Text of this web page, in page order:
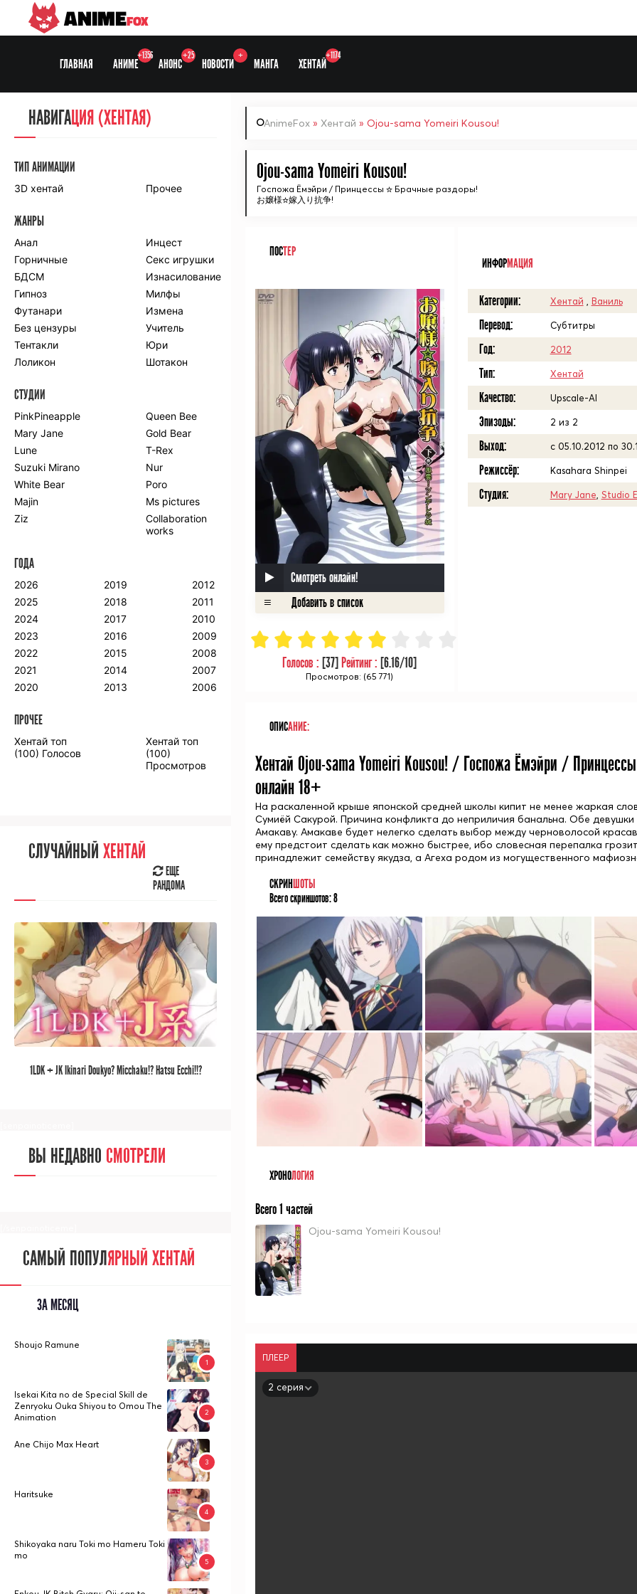
ANIMEFOX
ГЛАВНАЯ АНИМЕ
+1356
АНОНС
+25
НОВОСТИ
+
МАНГА ХЕНТАЙ
+1174
AnimeFox » Хентай » Ojou-sama Yomeiri Kousou!
Ojou-sama Yomeiri Kousou!
Госпожа Ёмэйри / Принцессы ☆ Брачные раздоры!
お嬢様☆嫁入り抗争!
ПОСТЕР
Смотреть онлайн!
Голосов :[37]Рейтинг :[6.16/10]
Просмотров: (65 771)
ИНФОРМАЦИЯ
Категории: Хентай Ваниль
Перевод: Субтитры
Год: 2012
Тип: Хентай
Качество: Upscale-AI
Эпизоды: 2 из 2
Выход: с 05.10.2012 по
Режиссёр: Kasahara Shinpei
Студия: Mary Jane Studio
ОПИСАНИЕ:
Хентай Ojou-sama Yomeiri Kousou! / Госпожа Ёмэйри /
онлайн 18+
На раскаленной крыше японской средней школы кипит не менее жаркая
Сумиёй Сакурой. Причина конфликта до неприличия банальна. Обе
Амакаву. Амакаве будет нелегко сделать выбор между черноволосой
ему предстоит сделать как можно быстрее, ибо словесная перепалка
принадлежит семейству якудза, а Агеха родом из могущественного
СКРИНШОТЫ
Всего скриншотов:8
ХРОНОЛОГИЯ
Всего 1 частей
Ojou-sama Yomeiri Kousou!
ПЛЕЕР
2 серия
НАВИГАЦИЯ
СЕЗОНЫ
Anidub
Animedia
Kansai studio
Onibaku
Shiza project
ПО ЖАНРАМ
Комедия
Приключения
Романтика
Школа
Этти
Боевые
искусства
Гарем
Драма
Игры
Исторический
Магия
Фантастика
Фэнтези
Мистика
Попаданцы в
другой мир
Хентай
ПО ГОДУ
2023
2022
2021
2020
2019
2018
2017
2016
2013
2012
2011
2010
2009
2008
2005
2004
2003
2002
2001
2000
ПРОЧЕЕ
Аниме фильмы Аниме OVA
СЛУЧАЙНОЕ АНИМЕ
РАНДОМА
ВЫ НЕДАВНОСМОТРЕЛИ
[/senpainoticeme]
САМЫЙ ПОПУЛЯРНЫЙ АНИМЕ
НАВИГАЦИЯ (ХЕНТАЯ)
ТИП АНИМАЦИИ
3D хентай Прочее
ЖАНРЫ
Анал
Инцест
Горничные
Секс игрушки
БДСМ
Изнасилование
Гипноз
Милфы
Футанари
Измена
Без цензуры
Учитель
Тентакли
Юри
Лоликон
Шотакон
СТУДИИ
PinkPineapple
Queen Bee
Mary Jane
Gold Bear
Lune
T-Rex
Suzuki Mirano
Nur
White Bear
Poro
Majin
Ms pictures
Ziz
Collaboration
works
ГОДА
2026
2025
2024
2023
2022
2021
2020
2019
2018
2017
2016
2015
2014
2013
2012
2011
2010
2009
2008
2007
2006
ПРОЧЕЕ
Хентай топ
(100) Голосов
Хентай топ
(100)
Просмотров
СЛУЧАЙНЫЙ ХЕНТАЙ
ЕЩЕ
РАНДОМА
1LDK + JK Ikinari Doukyo? Micchaku!? Hatsu Ecchi!!?
ВЫ НЕДАВНО СМОТРЕЛИ
САМЫЙ ПОПУЛЯРНЫЙ ХЕНТАЙ
ЗА МЕСЯЦ
Shoujo Ramune
Isekai Kita no de Special Skill de
Zenryoku Ouka Shiyou to Omou The
Animation
Ane Chijo Max Heart
Haritsuke
Shikoyaka naru Toki mo Hameru Toki
mo